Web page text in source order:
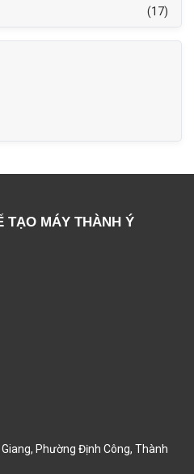
(17)
TẠO MÁY THÀNH Ý
Phường Định Công, Thành